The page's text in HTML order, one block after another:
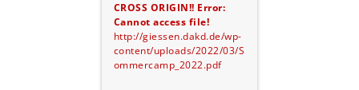
CROSS ORIGIN!! Error:
Cannot access file!
http://giessen.dakd.de/wp-
content/uploads/2022/03/S
ommercamp_2022.pdf